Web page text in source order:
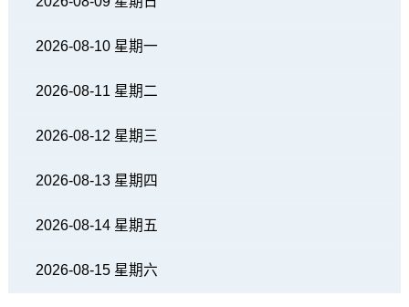
2026-08-10 星期一
2026-08-11 星期二
2026-08-12 星期三
2026-08-13 星期四
2026-08-14 星期五
2026-08-15 星期六